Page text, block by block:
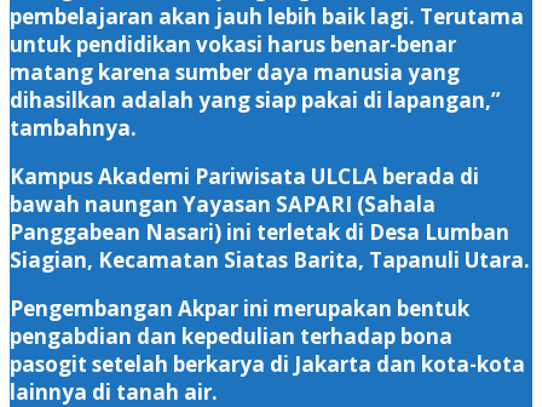
pembelajaran akan jauh lebih baik lagi. Terutama
untuk pendidikan vokasi harus benar-benar
matang karena sumber daya manusia yang
dihasilkan adalah yang siap pakai di lapangan,”
tambahnya.
Kampus Akademi Pariwisata ULCLA berada di
bawah naungan Yayasan SAPARI (Sahala
Panggabean Nasari) ini terletak di Desa Lumban
Siagian, Kecamatan Siatas Barita, Tapanuli Utara.
Pengembangan Akpar ini merupakan bentuk
pengabdian dan kepedulian terhadap bona
pasogit setelah berkarya di Jakarta dan kota-kota
lainnya di tanah air.